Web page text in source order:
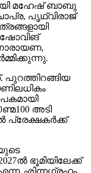
മഹേഷ് ബാബു
പൃഥ്വിരാജ്
ഷോവിങ്
പുറത്തിറങ്ങിയ
അടി
പ്രേക്ഷകര്‍ക്ക്
ഭൂമിയിലേക്ക്
ഛിന്നഗ്രഹം,